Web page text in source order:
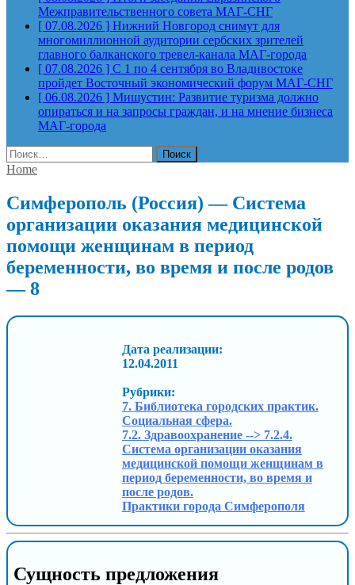
Межправительственного совета МАГ-СНГ
[ 07.08.2026 ] Нижний Новгород снимут для
многомиллионной аудитории сербских зрителей
главного балканского тревел-канала МАГ-города
[ 07.08.2026 ] С 1 по 4 сентября во Владивостоке
пройдет Восточный экономический форум МАГ-СНГ
[ 06.08.2026 ] Мишустин: Развитие туризма должно
опираться и на запросы граждан, и на мнение бизнеса
МАГ-города
Найти:
Home
Симферополь (Россия) — Система
организации оказания медицинской
помощи женщинам в период
беременности, во время и после родов
— 8
Дата реализации:
12.04.2011
Рубрики:
7. Библиотека городских практик.
Социальная сфера.
7.2. Здравоохранение --> 7.2.4.
Система организации оказания
медицинской помощи женщинам в
период беременности, во время и
после родов.
Практики города Симферополя
Сущность предложения